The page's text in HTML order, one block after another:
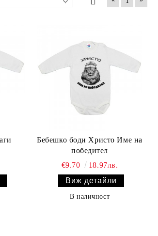
Бебешко боди Христо Име на
победител
€9.70
18.97лв.
Виж детайли
В наличност